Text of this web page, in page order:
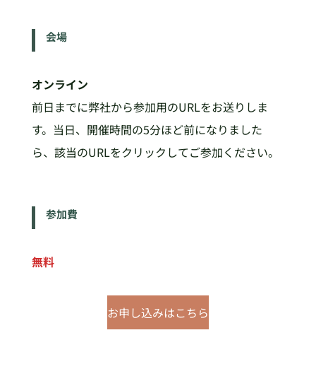
会場
オンライン
前日までに弊社から参加用のURLをお送りしま
す。当日、開催時間の5分ほど前になりました
ら、該当のURLをクリックしてご参加ください。
参加費
無料
お申し込みはこちら